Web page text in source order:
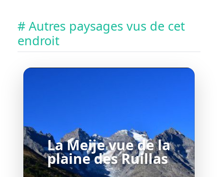
# Autres paysages vus de cet
endroit
La Meije vue de la
plaine des Ruillas